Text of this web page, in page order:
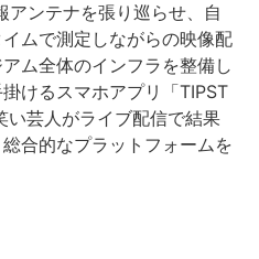
アンテナを張り巡らせ、自
ムで測定しながらの映像配
ム全体のインフラを整備し
けるスマホアプリ「TIPST
い芸人がライブ配信で結果
合的なプラットフォームを